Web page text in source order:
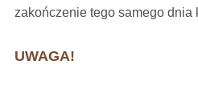
zakończenie tego samego dnia
UWAGA!